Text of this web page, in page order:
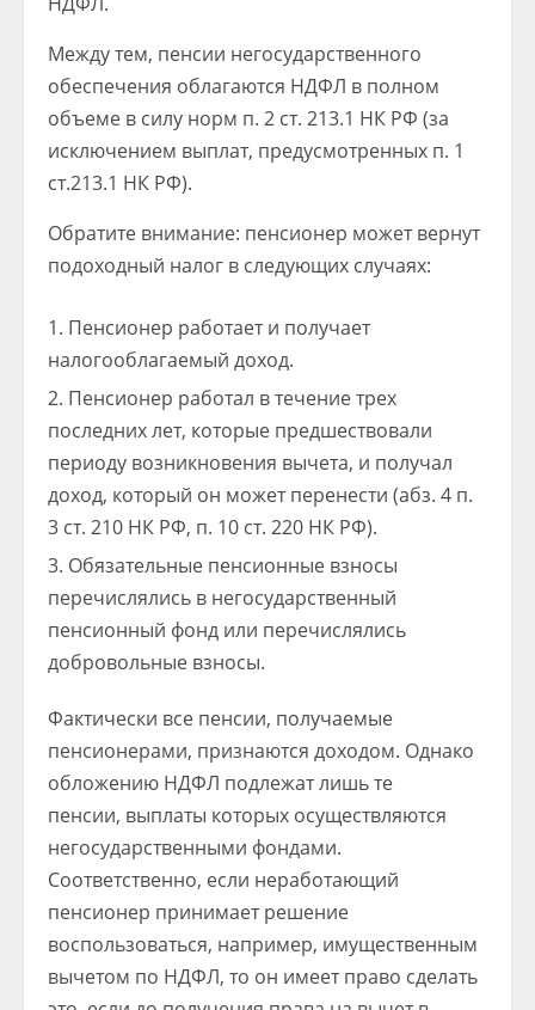
Между тем, пенсии негосударственного
обеспечения облагаются НДФЛ в полном
объеме в силу норм п. 2 ст. 213.1 НК РФ (за
исключением выплат, предусмотренных п. 1
ст.213.1 НК РФ).
Обратите внимание: пенсионер может вернут
подоходный налог в следующих случаях:
Пенсионер работает и получает
налогооблагаемый доход.
Пенсионер работал в течение трех
последних лет, которые предшествовали
периоду возникновения вычета, и получал
доход, который он может перенести (абз. 4 п.
3 ст. 210 НК РФ, п. 10 ст. 220 НК РФ).
Обязательные пенсионные взносы
перечислялись в негосударственный
пенсионный фонд или перечислялись
добровольные взносы.
Фактически все пенсии, получаемые
пенсионерами, признаются доходом. Однако
обложению НДФЛ подлежат лишь те
пенсии, выплаты которых осуществляются
негосударственными фондами.
Соответственно, если неработающий
пенсионер принимает решение
воспользоваться, например, имущественным
вычетом по НДФЛ, то он имеет право сделать